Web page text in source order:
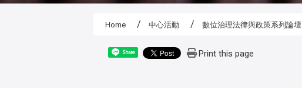
Home 中心活動 數位治理法律與政策系列論壇
Share Print this page